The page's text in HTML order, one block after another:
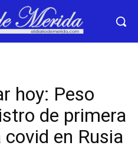
hoy: Peso
de primera
en Rusia